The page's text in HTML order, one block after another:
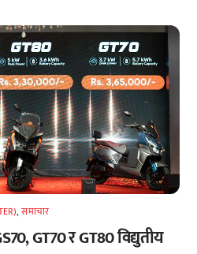
,समाचार
GT70 र GT80 विद्युतीय